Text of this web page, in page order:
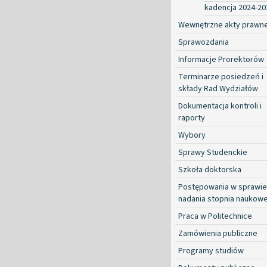
kadencja 2024-
Wewnętrzne akty
Sprawozdania
Informacje Prorektorów
Terminarze posiedzeń i
składy Rad Wydziałów
Dokumentacja kontroli i
raporty
Wybory
Sprawy Studenckie
Szkoła doktorska
Postępowania w sprawie
nadania stopnia
Praca w Politechnice
Zamówienia publiczne
Programy studiów